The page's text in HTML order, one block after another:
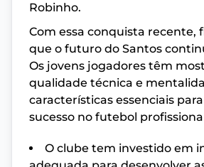
Robinho.
Com essa conquista recente,
que o futuro do Santos
Os jovens jogadores têm
qualidade técnica e
características essenciais
sucesso no futebol
O clube tem investido em